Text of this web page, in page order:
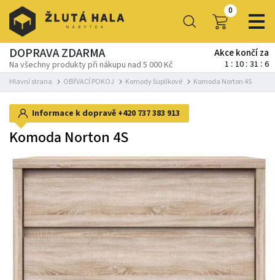
0
DOPRAVA ZDARMA
Na všechny produkty při nákupu nad 5 000 Kč
Akce končí za
1 10 31 5
Hlavní strana OBÝVACÍ POKOJ Komody šuplíkové Komoda Norton 4S
Informace k dopravě +420 737 383 913
Komoda Norton 4S